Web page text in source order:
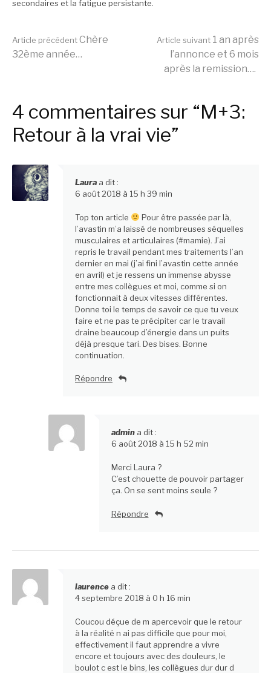
secondaires et la fatigue persistante.
Lire
suite
Article précédentChère
32ème année…
Article suivant 1 an après
l’annonce et 6 mois
après la remission….
4 commentaires sur “M+3:
Retour à la vrai vie”
Laura a dit :
6 août 2018 à 15 h 39 min
Top ton article
Pour être passée par là,
l’avastin m’a laissé de nombreuses séquelles
musculaires et articulaires (#mamie). J’ai
repris le travail pendant mes traitements l’an
dernier en mai (j’ai fini l’avastin cette année
en avril) et je ressens un immense abysse
entre mes collègues et moi, comme si on
fonctionnait à deux vitesses différentes.
Donne toi le temps de savoir ce que tu veux
faire et ne pas te précipiter car le travail
draine beaucoup d’énergie dans un puits
déjà presque tari. Des bises. Bonne
continuation.
Répondre
admin a dit :
6 août 2018 à 15 h 52 min
Merci Laura ?
C’est chouette de pouvoir partager
ça. On se sent moins seule ?
Répondre
laurence a dit :
4 septembre 2018 à 0 h 16 min
Coucou déçue de m apercevoir que le retour
à la réalité n ai pas difficile que pour moi,
effectivement il faut apprendre a vivre
encore et toujours avec des douleurs, le
boulot c est le bins, les collègues dur dur d